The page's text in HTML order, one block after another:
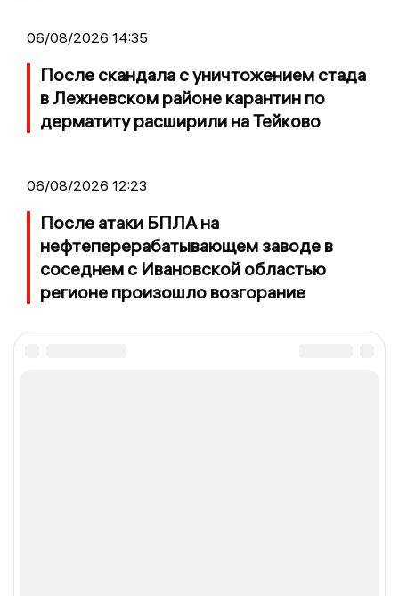
06/08/2026 14:35
После скандала с уничтожением стада
в Лежневском районе карантин по
дерматиту расширили на Тейково
06/08/2026 12:23
После атаки БПЛА на
нефтеперерабатывающем заводе в
соседнем с Ивановской областью
регионе произошло возгорание